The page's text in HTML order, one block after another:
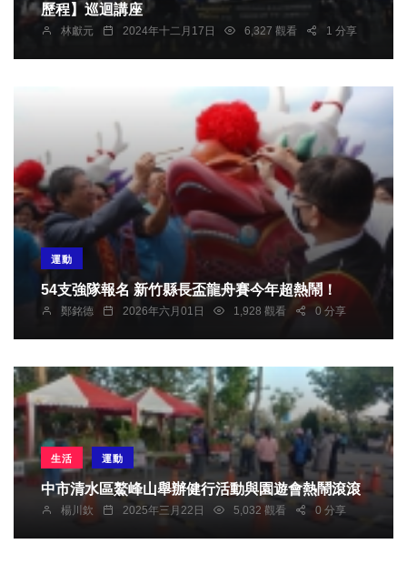
歷程】巡迴講座
林獻元 2024年十二月17日 6,327 觀看 1 分享
運動
54支強隊報名 新竹縣長盃龍舟賽今年超熱鬧！
鄭銘德 2026年六月01日 1,928 觀看 0 分享
生活 運動
中市清水區鰲峰山舉辦健行活動與園遊會熱鬧滾滾
楊川欽 2025年三月22日 5,032 觀看 0 分享